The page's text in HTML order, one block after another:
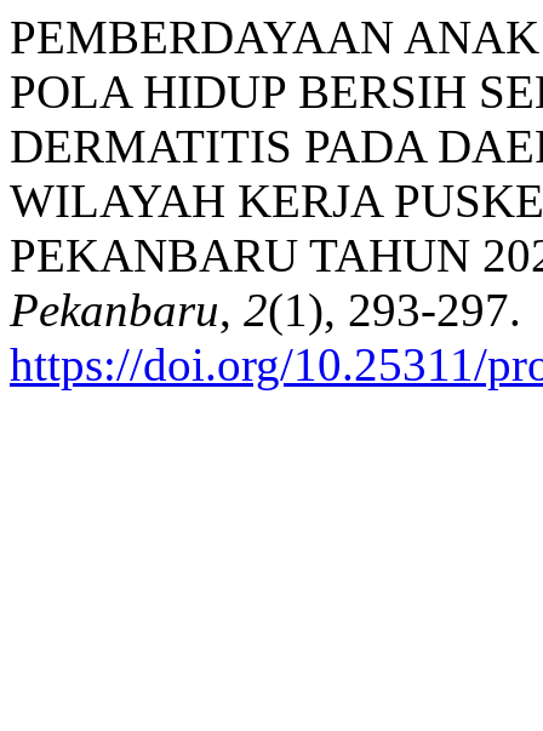
PEMBERDAYAAN
POLA HIDUP BERSIH
DERMATITIS PADA
WILAYAH KERJA
PEKANBARU TAHUN
Pekanbaru, 2(1), 293-297.
https://doi.org/10.25311/